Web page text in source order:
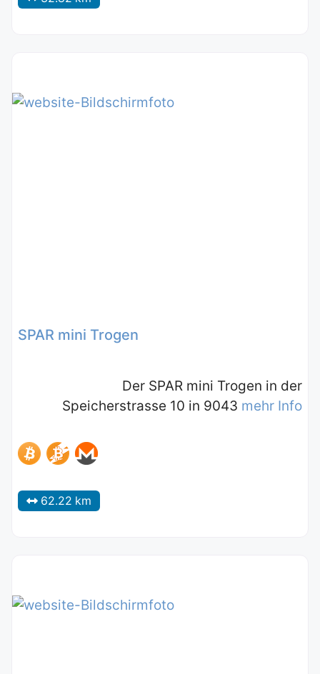
SPAR mini Trogen
Der SPAR mini Trogen in der
Speicherstrasse 10 in 9043 mehr Info
62.22 km